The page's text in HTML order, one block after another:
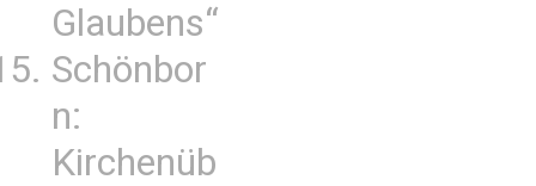
Glaubens“
Schönbor
n:
Kirchenüb